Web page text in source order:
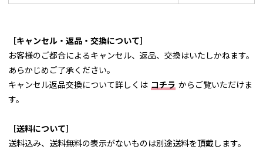
［キャンセル・返品・交換について］
お客様のご都合によるキャンセル、返品、交換はいたしかねます。
あらかじめご了承ください。
キャンセル返品交換について詳しくは コチラ からご覧いただけま
す。
［送料について］
送料込み、送料無料の表示がないものは別途送料を頂戴します。